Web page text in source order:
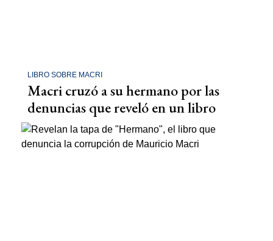
LIBRO SOBRE MACRI
Macri cruzó a su hermano por las
denuncias que reveló en un libro